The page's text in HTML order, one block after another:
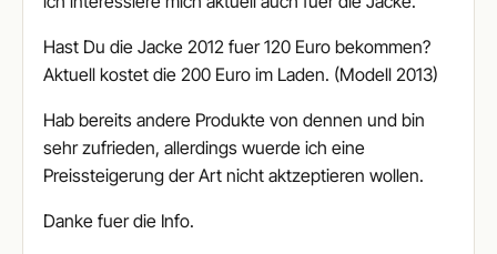
Hast Du die Jacke 2012 fuer 120 Euro bekommen?
Aktuell kostet die 200 Euro im Laden. (Modell 2013)
Hab bereits andere Produkte von dennen und bin
sehr zufrieden, allerdings wuerde ich eine
Preissteigerung der Art nicht aktzeptieren wollen.
Danke fuer die Info.